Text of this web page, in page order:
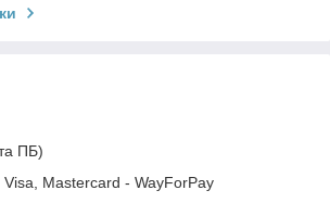
ПБ)
Mastercard - WayForPay